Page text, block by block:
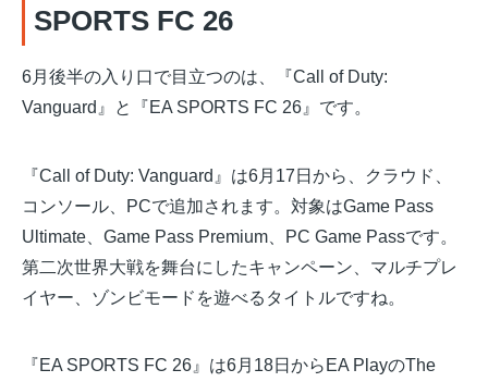
SPORTS FC 26
6月後半の入り口で目立つのは、『Call of Duty:
Vanguard』と『EA SPORTS FC 26』です。
『Call of Duty: Vanguard』は6月17日から、クラウド、
コンソール、PCで追加されます。対象はGame Pass
Ultimate、Game Pass Premium、PC Game Passです。
第二次世界大戦を舞台にしたキャンペーン、マルチプレ
イヤー、ゾンビモードを遊べるタイトルですね。
『EA SPORTS FC 26』は6月18日からEA PlayのThe